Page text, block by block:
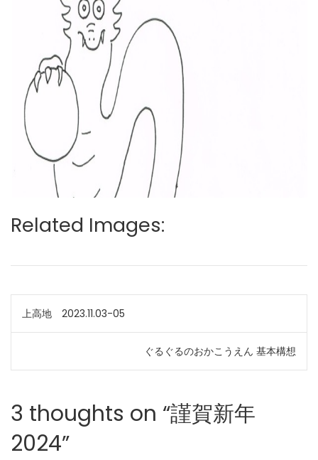
Related Images:
投
稿
ナ
ビ
ゲ
上高地 2023.11.03-05
ぐるぐるのおかこうえん 基本構想
3 thoughts on “謹賀新年
2024”